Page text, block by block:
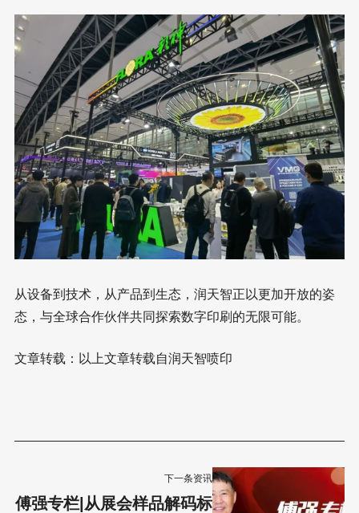
从设备到技术，从产品到生态，润天智正以更加开放的姿
态，与全球合作伙伴共同探索数字印刷的无限可能。
文章转载：以上文章转载自润天智喷印
下一条资讯
傅强专栏|从展会样品解码标